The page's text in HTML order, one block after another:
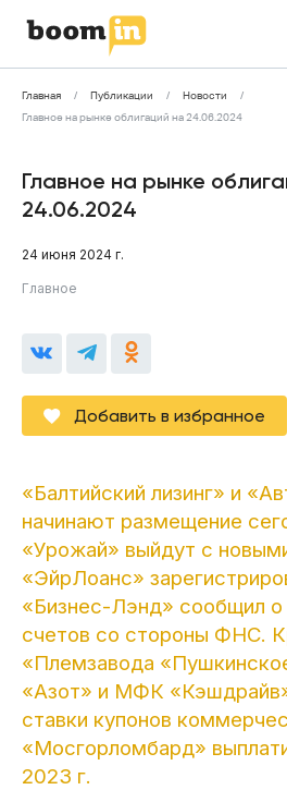
Главная Публикации
Новости
Главное на рынке облигаций на 24.06.2024
Главное на рынке
24.06.2024
24 июня 2024 г.
Главное
Добавить в избранное
«Балтийский лизинг» и
начинают размещение
«Урожай» выйдут с
«ЭйрЛоанс»
«Бизнес-Лэнд» сообщил о
счетов со стороны ФНС.
«Племзавода
«Азот» и МФК
ставки купонов
«Мосгорломбард»
2023 г.